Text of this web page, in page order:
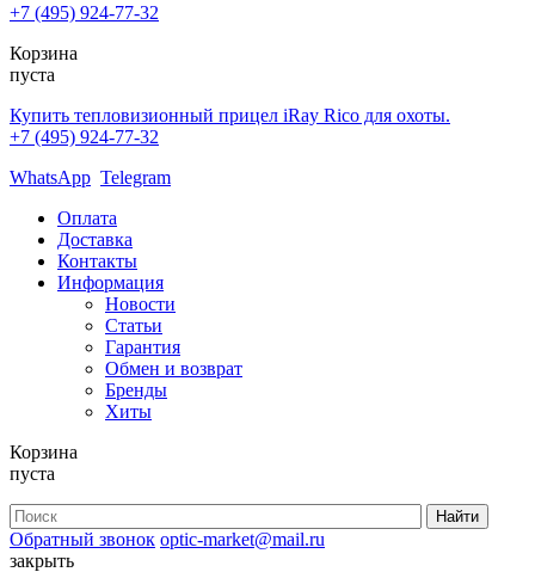
+7 (495) 924-77-32
Корзина
пуста
Купить тепловизионный прицел iRay Rico для охоты.
+7 (495) 924-77-32
WhatsApp Telegram
Оплата
Доставка
Контакты
Информация
Новости
Статьи
Гарантия
Обмен и возврат
Бренды
Хиты
Корзина
пуста
Обратный звонок optic-market@mail.ru
закрыть